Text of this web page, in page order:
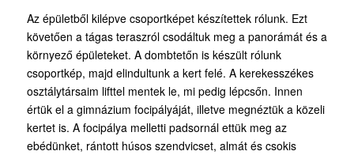
Az épületből kilépve csoportképet készítettek rólunk. Ezt
követően a tágas teraszról csodáltuk meg a panorámát és a
környező épületeket. A dombtetőn is készült rólunk
csoportkép, majd elindultunk a kert felé. A kerekesszékes
osztálytársaim lifttel mentek le, mi pedig lépcsőn. Innen
értük el a gimnázium focipályáját, illetve megnéztük a közeli
kertet is. A focipálya melletti padsornál ettük meg az
ebédünket, rántott húsos szendvicset, almát és csokis